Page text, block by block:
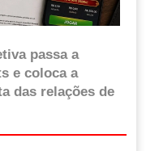
passa a
e coloca a
das relações de